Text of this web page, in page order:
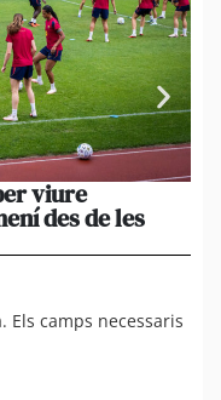
viure
des de les
Els camps necessaris